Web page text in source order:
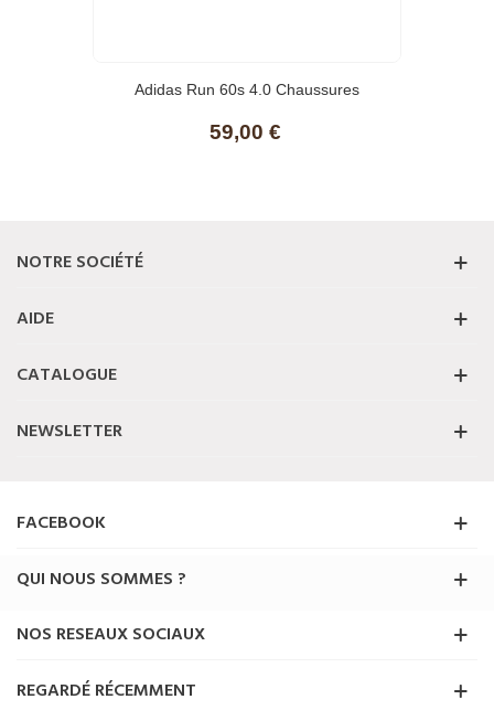
Adidas Run 60s 4.0 Chaussures
59,00 €
NOTRE SOCIÉTÉ
AIDE
CATALOGUE
NEWSLETTER
FACEBOOK
QUI NOUS SOMMES ?
NOS RESEAUX SOCIAUX
REGARDÉ RÉCEMMENT